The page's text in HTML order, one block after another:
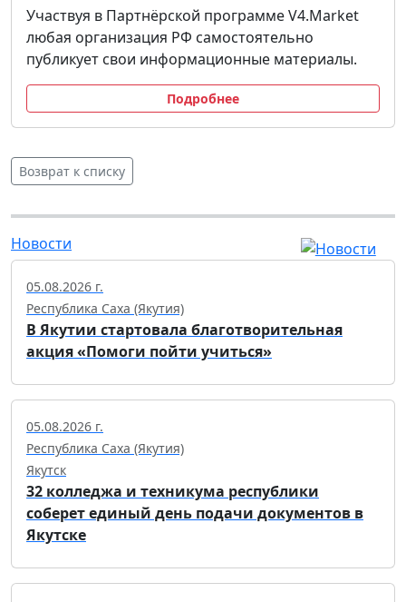
Участвуя в Партнёрской программе V4.Market
любая организация РФ самостоятельно
публикует свои информационные материалы.
Подробнее
Возврат к списку
Новости
05.08.2026 г.
Республика Саха (Якутия)
В Якутии стартовала благотворительная
акция «Помоги пойти учиться»
05.08.2026 г.
Республика Саха (Якутия)
Якутск
32 колледжа и техникума республики
соберет единый день подачи документов в
Якутске